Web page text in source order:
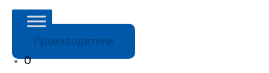
Производители
О